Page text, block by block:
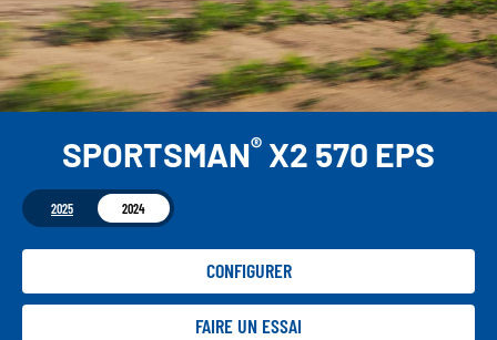
SPORTSMAN® X2 570 EPS
2025 2024
CONFIGURER
FAIRE UN ESSAI